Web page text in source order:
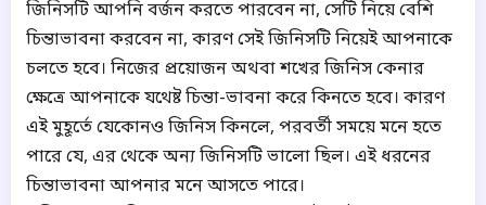
জিনিসটি আপনি বর্জন করতে পারবেন না, সেটি নিয়ে বেশি
চিন্তাভাবনা করবেন না, কারণ সেই জিনিসটি নিয়েই আপনাকে
চলতে হবে। নিজের প্রয়োজন অথবা শখের জিনিস কেনার
ক্ষেত্রে আপনাকে যথেষ্ট চিন্তা-ভাবনা করে কিনতে হবে। কারণ
এই মুহূর্তে যেকোনও জিনিস কিনলে, পরবর্তী সময়ে মনে হতে
পারে যে, এর থেকে অন্য জিনিসটি ভালো ছিল। এই ধরনের
চিন্তাভাবনা আপনার মনে আসতে পারে।